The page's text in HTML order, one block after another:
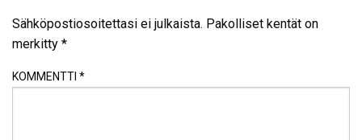
Sähköpostiosoitettasi ei julkaista. Pakolliset kentät on
merkitty *
KOMMENTTI *